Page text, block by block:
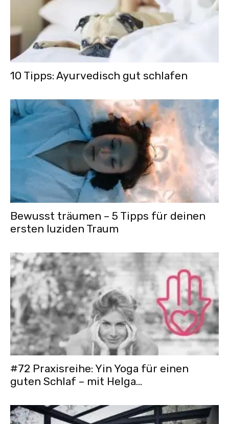
10 Tipps: Ayurvedisch gut schlafen
Bewusst träumen – 5 Tipps für deinen
ersten luziden Traum
#72 Praxisreihe: Yin Yoga für einen
guten Schlaf – mit Helga...